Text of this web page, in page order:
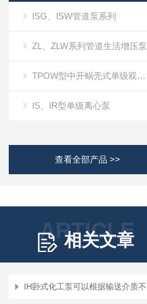
ISG、ISW管道泵系列
ZL、ZLW系列管道生活增压泵
TPOW型中开蜗壳式单级双吸离心泵
IS、IR型单级离心泵
查看全部产品 >>
ARTICLE
相关文章